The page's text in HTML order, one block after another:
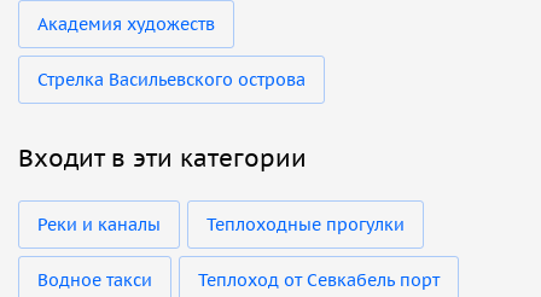
Академия художеств
Стрелка Васильевского острова
Входит в эти категории
Реки и каналы Теплоходные прогулки
Водное такси Теплоход от Севкабель порт